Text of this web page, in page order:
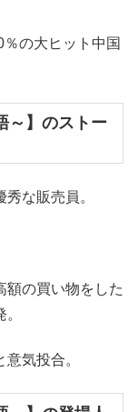
の大ヒット中国
～】のストー
な販売員。
額の買い物をした
気投合。